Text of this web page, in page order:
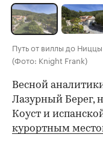
Путь от виллы до
(Фото: Knight Frank)
Весной
Лазурный Берег,
Коуст и
курортным